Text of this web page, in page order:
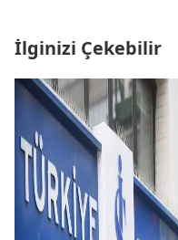
İlginizi Çekebilir